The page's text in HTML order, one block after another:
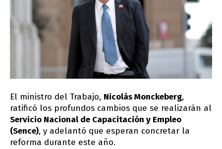
El ministro del Trabajo, Nicolás Monckeberg,
ratificó los profundos cambios que se realizarán al
Servicio Nacional de Capacitación y Empleo
(Sence), y adelantó que esperan concretar la
reforma durante este año.